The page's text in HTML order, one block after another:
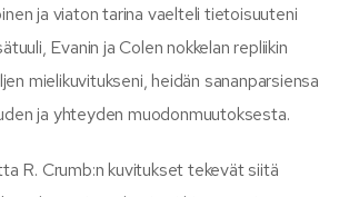
ja viaton tarina vaelteli tietoisuuteni
Evanin ja Colen nokkelan repliikin
mielikuvitukseni, heidän sananparsiensa
ja yhteyden muodonmuutoksesta.
R. Crumb:n kuvitukset tekevät siitä